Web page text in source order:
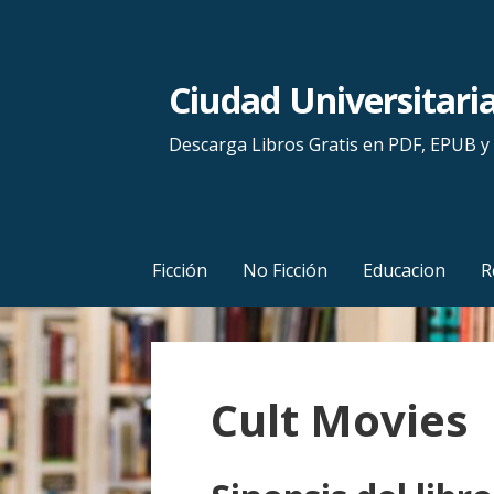
n
t
e
n
i
d
Ciudad
Descarga Libros Gratis en PDF, EPUB y
Ficción No Ficción Educacion
Cult Movies